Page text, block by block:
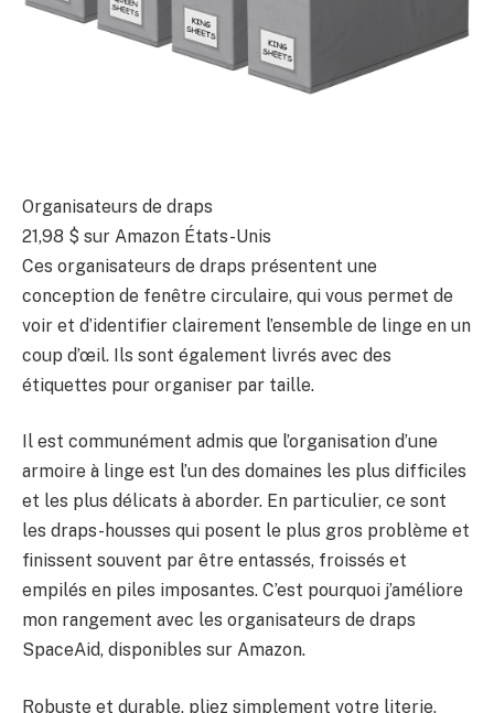
Organisateurs de draps
21,98 $ sur Amazon États-Unis
Ces organisateurs de draps présentent une
conception de fenêtre circulaire, qui vous permet de
voir et d’identifier clairement l’ensemble de linge en un
coup d’œil. Ils sont également livrés avec des
étiquettes pour organiser par taille.
Il est communément admis que l’organisation d’une
armoire à linge est l’un des domaines les plus difficiles
et les plus délicats à aborder. En particulier, ce sont
les draps-housses qui posent le plus gros problème et
finissent souvent par être entassés, froissés et
empilés en piles imposantes. C’est pourquoi j’améliore
mon rangement avec les organisateurs de draps
SpaceAid, disponibles sur Amazon.
Robuste et durable, pliez simplement votre literie,